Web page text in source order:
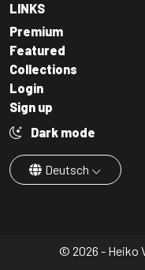
LINKS
Premium
Featured
Collections
Login
Sign up
Dark mode
Deutsch
© 2026 - Heiko